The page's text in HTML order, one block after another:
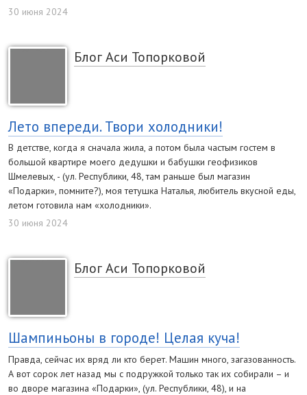
30 июня 2024
Блог Аси Топорковой
Лето впереди. Твори холодники!
В детстве, когда я сначала жила, а потом была частым гостем в
большой квартире моего дедушки и бабушки геофизиков
Шмелевых, - (ул. Республики, 48, там раньше был магазин
«Подарки», помните?), моя тетушка Наталья, любитель вкусной еды,
летом готовила нам «холодники».
30 июня 2024
Блог Аси Топорковой
Шампиньоны в городе! Целая куча!
Правда, сейчас их вряд ли кто берет. Машин много, загазованность.
А вот сорок лет назад мы с подружкой только так их собирали – и
во дворе магазина «Подарки», (ул. Республики, 48), и на